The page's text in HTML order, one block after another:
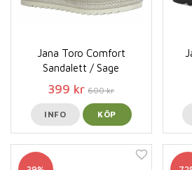
Jana Toro Comfort
Sandalett / Sage
399 kr 600 kr
INFO KÖP